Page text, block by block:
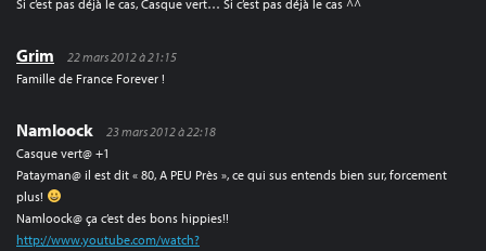
Si c’est pas déjà le cas, Casque vert… Si c’est pas déjà le cas ^^
Grim
22 mars 2012 à 21:15
Famille de France Forever !
Namloock
23 mars 2012 à 22:18
Casque vert@ +1
Patayman@ il est dit « 80, A PEU Près », ce qui sus entends bien sur, forcement
plus!
Namloock@ ça c’est des bons hippies!!
http://www.youtube.com/watch?